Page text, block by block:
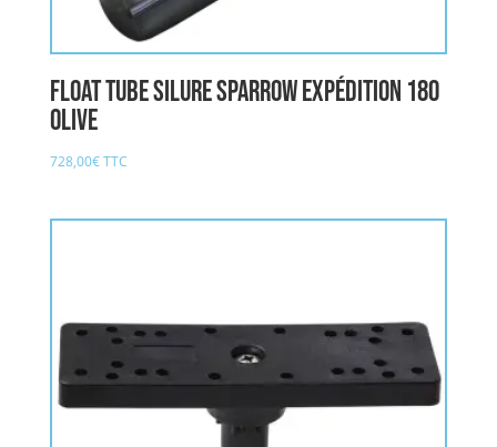
Float Tube Silure SPARROW EXPÉDITION 180
OLIVE
728,00€TTC